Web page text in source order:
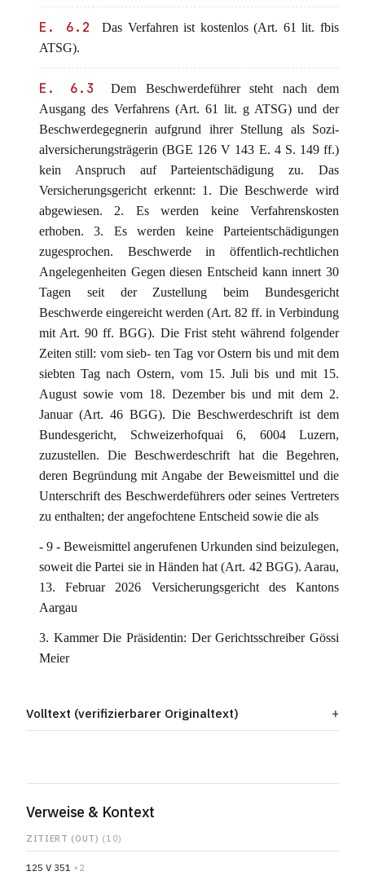
E. 6.2
Das Verfahren ist kostenlos (Art. 61 lit. fbis
ATSG).
E. 6.3
Dem Beschwerdeführer steht nach dem
Ausgang des Verfahrens (Art. 61 lit. g ATSG) und der
Beschwerdegegnerin aufgrund ihrer Stellung als Sozi-
alversicherungsträgerin (BGE 126 V 143 E. 4 S. 149 ff.)
kein Anspruch auf Parteientschädigung zu. Das
Versicherungsgericht erkennt: 1. Die Beschwerde wird
abgewiesen. 2. Es werden keine Verfahrenskosten
erhoben. 3. Es werden keine Parteientschädigungen
zugesprochen. Beschwerde in öffentlich-rechtlichen
Angelegenheiten Gegen diesen Entscheid kann innert 30
Tagen seit der Zustellung beim Bundesgericht
Beschwerde eingereicht werden (Art. 82 ff. in Verbindung
mit Art. 90 ff. BGG). Die Frist steht während folgender
Zeiten still: vom sieb- ten Tag vor Ostern bis und mit dem
siebten Tag nach Ostern, vom 15. Juli bis und mit 15.
August sowie vom 18. Dezember bis und mit dem 2.
Januar (Art. 46 BGG). Die Beschwerdeschrift ist dem
Bundesgericht, Schweizerhofquai 6, 6004 Luzern,
zuzustellen. Die Beschwerdeschrift hat die Begehren,
deren Begründung mit Angabe der Beweismittel und die
Unterschrift des Beschwerdeführers oder seines Vertreters
zu enthalten; der angefochtene Entscheid sowie die als
- 9 - Beweismittel angerufenen Urkunden sind beizulegen,
soweit die Partei sie in Händen hat (Art. 42 BGG). Aarau,
13. Februar 2026 Versicherungsgericht des Kantons
Aargau
3. Kammer Die Präsidentin: Der Gerichtsschreiber Gössi
Meier
Volltext (verifizierbarer Originaltext)
Verweise & Kontext
ZITIERT (OUT) (10)
125 V 351 ×2